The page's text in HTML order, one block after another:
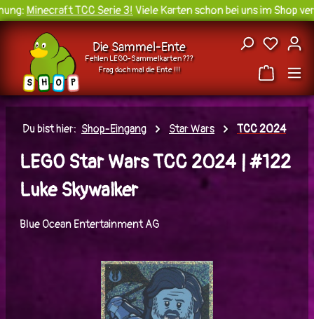
Zum Hauptinhalt springen
Minecraft TCC Serie 3!Viele Karten schon bei uns im Shop
S H O P
Die Sammel-Ente
Fehlen LEGO-Sammelkarten ???
Frag doch mal die Ente !!!
Du
Du bist hier: Shop-Eingang Star Wars TCC 2024
LEGO Star Wars TCC 2024 | #122
Luke Skywalker
Blue Ocean Entertainment AG
Bildergalerie überspringen